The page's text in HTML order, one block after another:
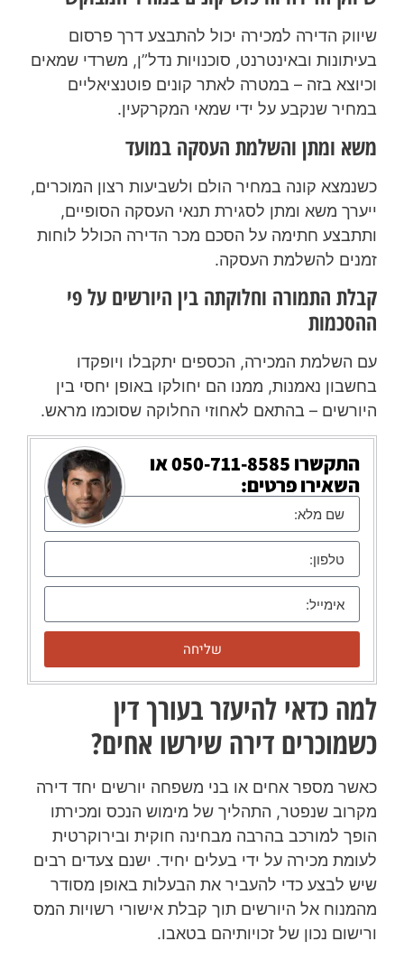
שיווק הדירה למכירה יכול להתבצע דרך פרסום
בעיתונות ובאינטרנט, סוכנויות נדל”ן, משרדי שמאים
וכיוצא בזה – במטרה לאתר קונים פוטנציאליים
במחיר שנקבע על ידי שמאי המקרקעין.
משא ומתן והשלמת העסקה במועד
כשנמצא קונה במחיר הולם ולשביעות רצון המוכרים,
ייערך משא ומתן לסגירת תנאי העסקה הסופיים,
ותתבצע חתימה על הסכם מכר הדירה הכולל לוחות
זמנים להשלמת העסקה.
קבלת התמורה וחלוקתה בין היורשים על פי
ההסכמות
עם השלמת המכירה, הכספים יתקבלו ויופקדו
בחשבון נאמנות, ממנו הם יחולקו באופן יחסי בין
היורשים – בהתאם לאחוזי החלוקה שסוכמו מראש.
התקשרו 050-711-8585או
השאירו פרטים:
שליחה
למה כדאי להיעזר בעורך דין
כשמוכרים דירה שירשו אחים?
כאשר מספר אחים או בני משפחה יורשים יחד דירה
מקרוב שנפטר, התהליך של מימוש הנכס ומכירתו
הופך למורכב בהרבה מבחינה חוקית ובירוקרטית
לעומת מכירה על ידי בעלים יחיד. ישנם צעדים רבים
שיש לבצע כדי להעביר את הבעלות באופן מסודר
מהמנוח אל היורשים תוך קבלת אישורי רשויות המס
ורישום נכון של זכויותיהם בטאבו.